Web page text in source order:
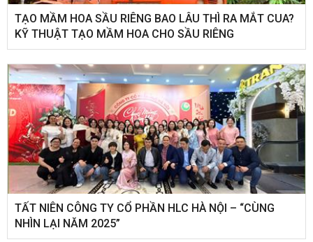
TẠO MẦM HOA SẦU RIÊNG BAO LÂU THÌ RA MẮT CUA?
KỸ THUẬT TẠO MẦM HOA CHO SẦU RIÊNG
​TẤT NIÊN CÔNG TY CỔ PHẦN HLC HÀ NỘI – “CÙNG
NHÌN LẠI NĂM 2025”